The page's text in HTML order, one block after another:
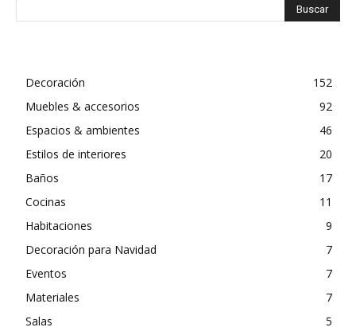
Decoración
152
Muebles & accesorios
92
Espacios & ambientes
46
Estilos de interiores
20
Baños
17
Cocinas
11
Habitaciones
9
Decoración para Navidad
7
Eventos
7
Materiales
7
Salas
5